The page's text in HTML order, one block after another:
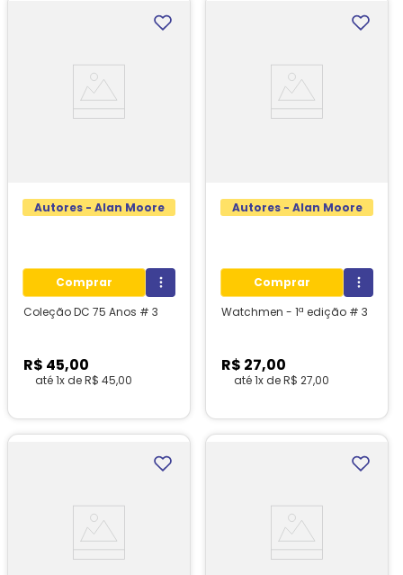
Autores - Alan Moore
Comprar
Coleção DC 75 Anos # 3
R$ 45,00
até1x deR$ 45,00
Autores - Alan Moore
Comprar
Watchmen - 1ª edição # 3
R$ 27,00
até1x deR$ 27,00